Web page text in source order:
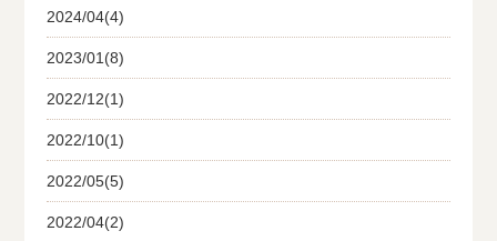
2024/04(4)
2023/01(8)
2022/12(1)
2022/10(1)
2022/05(5)
2022/04(2)